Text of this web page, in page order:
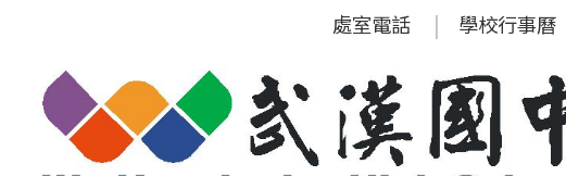
處室電話 學校行事曆